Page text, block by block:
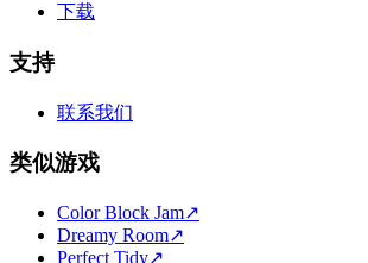
下载
支持
联系我们
类似游戏
Color Block Jam↗️
Dreamy Room↗️
Perfect Tidy↗️